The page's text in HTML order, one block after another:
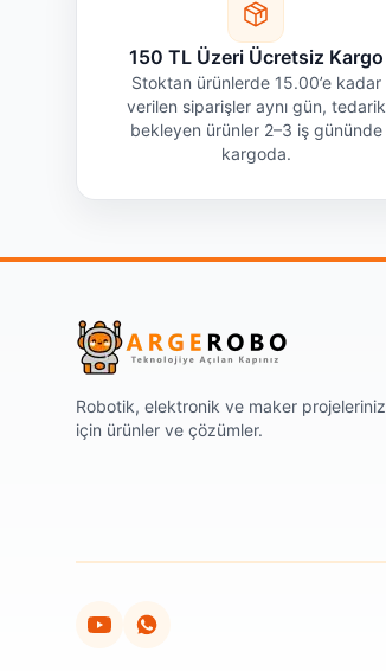
150 TL Üzeri Ücretsiz Kargo
Stoktan ürünlerde 15.00’e kadar
verilen siparişler aynı gün, tedarik
bekleyen ürünler 2–3 iş gününde
kargoda.
Robotik, elektronik ve maker projeleriniz
için ürünler ve çözümler.